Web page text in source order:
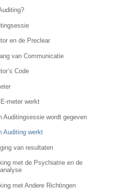
en de Preclear
van Communicatie
Code
meter werkt
Auditingsessie wordt gegeven
Auditing werkt
van resultaten
met de Psychiatrie en de
met Andere Richtingen